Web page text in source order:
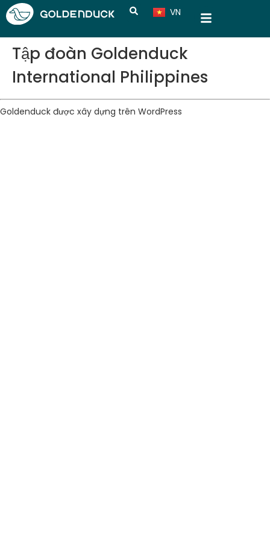
VN
CN
Tập đoàn Goldenduck
International Philippines
Goldenduck được xây dựng trên WordPress